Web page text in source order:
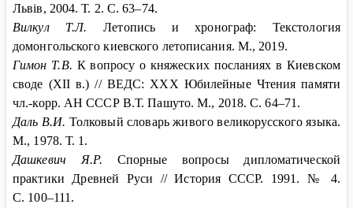
Львів, 2004. Т. 2. С. 63–74.
Вилкул Т.Л.Летопись и хронограф: Текстология
домонгольского киевского летописания. М., 2019.
Гимон Т.В. К вопросу о княжеских посланиях в Киевском
своде (XII в.) // ВЕДС: XXX Юбилейные Чтения памяти
чл.-корр. АН СССР В.Т. Пашуто. М., 2018. С. 64‒71.
Даль В.И. Толковый словарь живого великорусского языка.
М., 1978. Т. 1.
Дашкевич Я.Р. Спорные вопросы дипломатической
практики Древней Руси // История СССР. 1991. № 4.
С. 100–111.